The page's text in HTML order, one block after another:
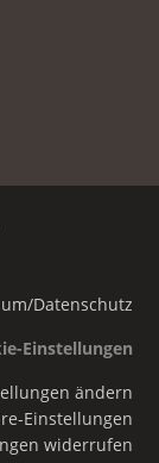
Datenschutz
Einstellungen
ändern
Einstellungen
widerrufen